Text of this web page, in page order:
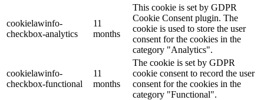
cookielawinfo-
checkbox-analytics
11
months
This cookie is set by GDPR
Cookie Consent plugin. The
cookie is used to store the user
consent for the cookies in the
category "Analytics".
cookielawinfo-
checkbox-functional
11
months
The cookie is set by GDPR
cookie consent to record the user
consent for the cookies in the
category "Functional".